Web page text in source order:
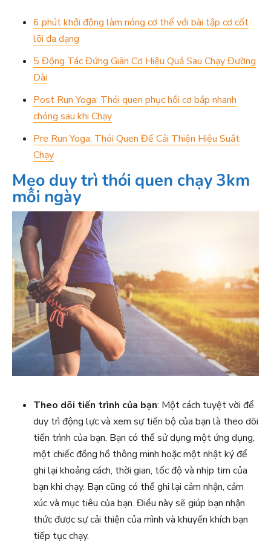
6 phút khởi động làm nóng cơ thể với bài tập cơ cốt
lõi đa dạng
5 Động Tác Đứng Giãn Cơ Hiệu Quả Sau Chạy Đường
Dài
Post Run Yoga: Thói quen phục hồi cơ bắp nhanh
chóng sau khi Chạy
Pre Run Yoga: Thói Quen Để Cải Thiện Hiệu Suất
Chạy
Mẹo duy trì thói quen chạy 3km
mỗi ngày
Theo dõi tiến trình của bạn: Một cách tuyệt vời để
duy trì động lực và xem sự tiến bộ của bạn là theo dõi
tiến trình của bạn. Bạn có thể sử dụng một ứng dụng,
một chiếc đồng hồ thông minh hoặc một nhật ký để
ghi lại khoảng cách, thời gian, tốc độ và nhịp tim của
bạn khi chạy. Bạn cũng có thể ghi lại cảm nhận, cảm
xúc và mục tiêu của bạn. Điều này sẽ giúp bạn nhận
thức được sự cải thiện của mình và khuyến khích bạn
tiếp tục chạy.